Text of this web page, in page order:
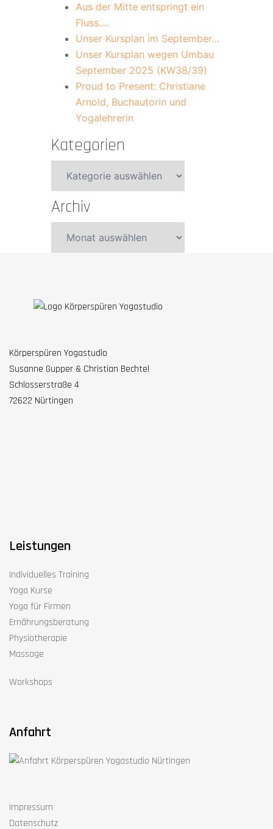
Aus der Mitte entspringt ein
Fluss….
Unser Kursplan im September…
Unser Kursplan wegen Umbau
September 2025 (KW38/39)
Proud to Present: Christiane
Arnold, Buchautorin und
Yogalehrerin
Kategorien
Archiv
Körperspüren Yogastudio
Susanne Gupper & Christian Bechtel
Schlosserstraße 4
72622 Nürtingen
Leistungen
Individuelles Training
Yoga Kurse
Yoga für Firmen
Ernährungsberatung
Physiotherapie
Massage
Workshops
Anfahrt
Impressum
Datenschutz